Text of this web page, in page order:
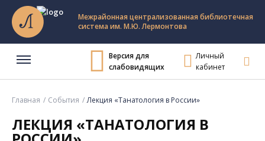
Межрайонная централизованная библиотечная
система им. М.Ю. Лермонтова
Версия для
слабовидящих
Личный
кабинет
Главная События Лекция «Танатология в России»
ЛЕКЦИЯ «ТАНАТОЛОГИЯ В